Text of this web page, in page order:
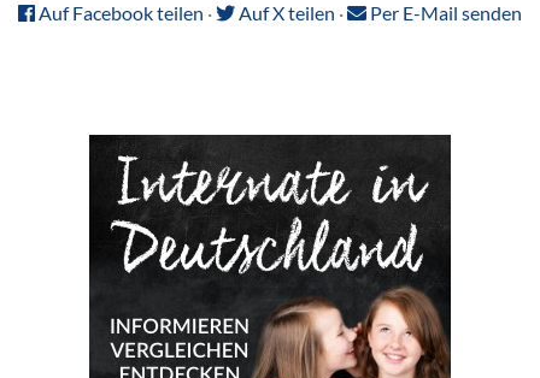
Auf Facebook teilen · Auf X teilen · Per E-Mail senden